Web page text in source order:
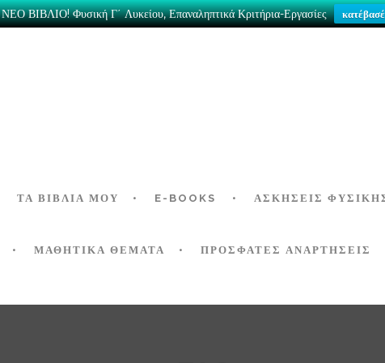
ΝΕΟ ΒΙΒΛΙΟ! Φυσική Γ΄ Λυκείου, Επαναληπτικά Κριτήρια-Εργασίες
ΤΑ ΒΙΒΛΊΑ ΜΟΥ E-BOOKS ΑΣΚΉΣΕΙΣ
ΜΑΘΗΤΙΚΑ ΘΕΜΑΤΑ ΠΡΟΣΦΑΤΕΣ ΑΝΑΡΤΗΣΕΙΣ